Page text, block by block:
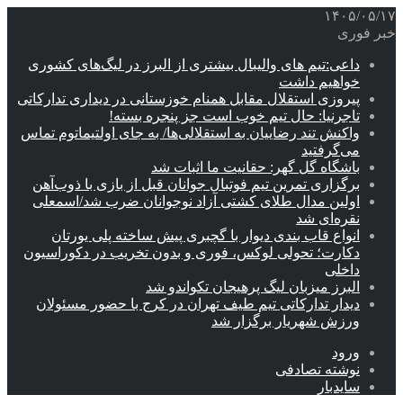
۱۴۰۵/۰۵/۱۷
خبر فوری
داعی:تیم های والیبال بیشتری از البرز در لیگ‌های کشوری
خواهیم داشت
پیروزی استقلال مقابل همنام خوزستانی در دیداری تدارکاتی
تاجرنیا: حال تیم خوب است جز پنجره بسته!
واکنش تند رضاییان به استقلالی‌ها/ به جای اولتیماتوم تماس
می‌گرفتید
باشگاه گل گهر: حقانیت ما اثبات شد
برگزاری تمرین تیم فوتبال جوانان قبل از بازی با ذوب‌آهن
اولین مدال طلای کشتی آزاد نوجوانان ضرب شد/اسمعلی
نقره‌ای شد
انواع قاب بندی دیوار با گچبری پیش ساخته پلی یورتان
دکارت؛ تحولی لوکس، فوری و بدون تخریب در دکوراسیون
داخلی
البرز میزبان لیگ پرهیجان تکواندو شد
دیدار تدارکاتی تیم طیف تهران در کرج با حضور مسئولان
ورزش شهریار برگزار شد
ورود
نوشته تصادفی
سایدبار